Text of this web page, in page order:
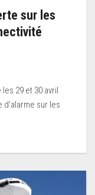
sur les
29 et 30 avril
d’alarme sur les